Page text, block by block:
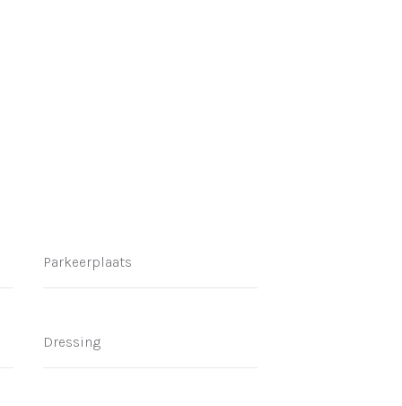
Parkeerplaats
Dressing